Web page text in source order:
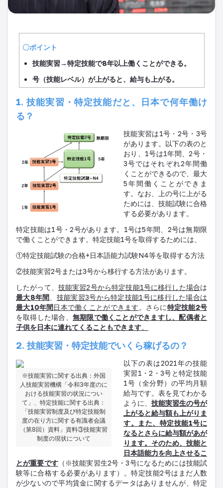
〇ポイント
技能実習→特定技能で8年以上働くことができる。
号（技能レベル）が上がると、給与も上がる。
1. 技能実習・特定技能だと、日本で何年働け
る？
技能実習は1号・2号・3号
があります。以下の表のと
おり、1号は1年間、2号・
3号ではそれぞれ2年間働
くことができるので、最大
5年間働くことができま
す。なお、上の号に上がる
ためには、技能試験に合格
する必要があります。
特定技能は1号・2号があります。1号は5年間、2号は無期限
で働くことができます。特定技能1号を取得するためには、
①特定技能試験の合格+日本語能力試験N4等を取得する方法
②技能実習2号または3号から移行する方法があります。
したがって、 技能実習2号から特定技能1号に移行した場合は
最大8年間
技能実習3号から特定技能1号に移行した場合は
最大10年間日本で働くことができます 。さらに特定技能2号
を取得した場合、 無期限で働くことができますし、配偶者と
子供を日本に連れてくることもできます。
2. 技能実習・特定技能でいくら稼げるの？
※技能実習に関する出典：外国
人技能実習機構「令和3年度のに
おける技能実習の状況につい
て」、特定技能に関する出典：
「技能実習制度及び特定技能制
度の在り方に関する有識者会議
（第8回）資料」資料③技能実習
制度の現状について
以下の表は2021年の技能
実習1・2・3号と特定技能
1号（全分野）の平均月額
給与です。表を見てわかる
ように、 技能実習生の号が
上がると給与額も上がりま
す。また、特定技能1号に
なるとさらに給与額があが
ります。そのため、技能と
日本語能力を向上させるこ
とが重要です（※技能実習生2号・3号になるためには技能試
験等に合格する必要があります）。特定技能2号はまだ人数
が少ないので平均賃金に関するデータはありませんが、特定